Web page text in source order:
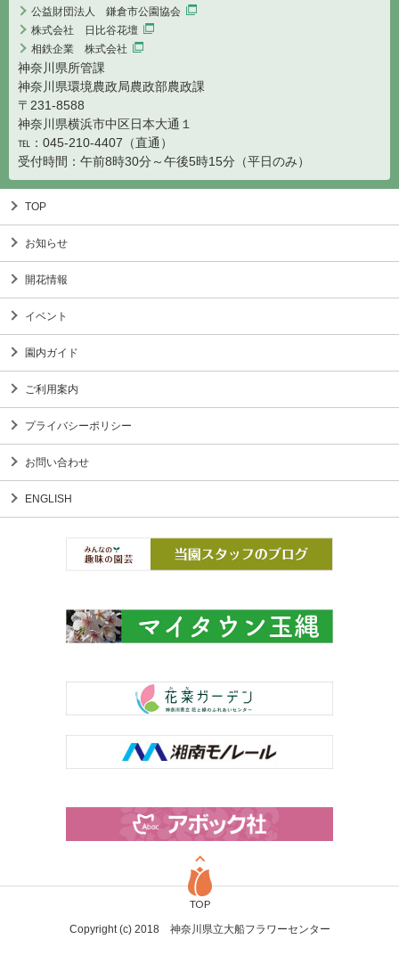
公益財団法人 鎌倉市公園協会
株式会社 日比谷花壇
相鉄企業 株式会社
神奈川県所管課
神奈川県環境農政局農政部農政課
〒231-8588
神奈川県横浜市中区日本大通１
℡：045-210-4407（直通）
受付時間：午前8時30分～午後5時15分（平日のみ）
TOP
お知らせ
開花情報
イベント
園内ガイド
ご利用案内
プライバシーポリシー
お問い合わせ
ENGLISH
TOP
Copyright (c) 2018 神奈川県立大船フラワーセンター